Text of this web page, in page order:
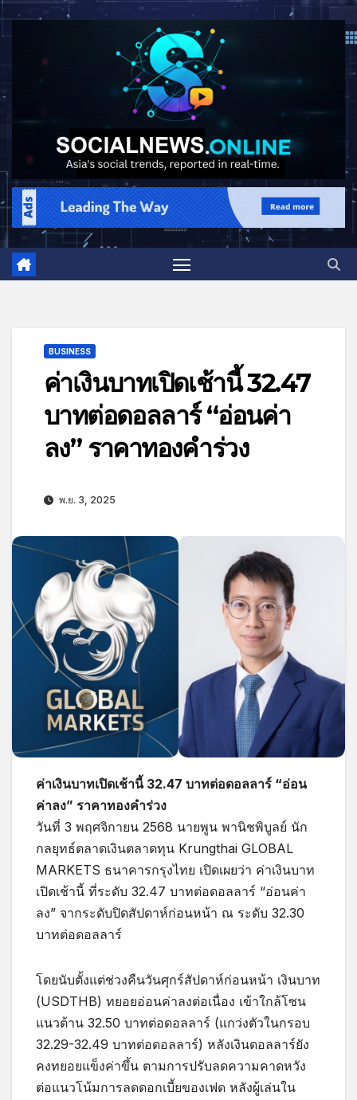
BUSINESS
ค่าเงินบาทเปิดเช้านี้ 32.47
บาทต่อดอลลาร์ “อ่อนค่า
ลง” ราคาทองคำร่วง
พ.ย. 3, 2025
ค่าเงินบาทเปิดเช้านี้ 32.47 บาทต่อดอลลาร์ “อ่อน
ค่าลง” ราคาทองคำร่วง
วันที่ 3 พฤศจิกายน 2568 นายพูน พานิชพิบูลย์ นัก
กลยุทธ์ตลาดเงินตลาดทุน Krungthai GLOBAL
MARKETS ธนาคารกรุงไทย เปิดเผยว่า ค่าเงินบาท
เปิดเช้านี้ ที่ระดับ 32.47 บาทต่อดอลลาร์ “อ่อนค่า
ลง” จากระดับปิดสัปดาห์ก่อนหน้า ณ ระดับ 32.30
บาทต่อดอลลาร์
โดยนับตั้งแต่ช่วงคืนวันศุกร์สัปดาห์ก่อนหน้า เงินบาท
(USDTHB) ทยอยอ่อนค่าลงต่อเนื่อง เข้าใกล้โซน
แนวต้าน 32.50 บาทต่อดอลลาร์ (แกว่งตัวในกรอบ
32.29-32.49 บาทต่อดอลลาร์) หลังเงินดอลลาร์ยัง
คงทยอยแข็งค่าขึ้น ตามการปรับลดความคาดหวัง
ต่อแนวโน้มการลดดอกเบี้ยของเฟด หลังผู้เล่นใน